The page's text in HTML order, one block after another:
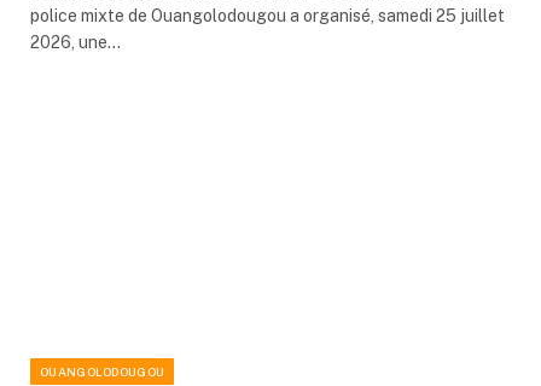
police mixte de Ouangolodougou a organisé, samedi 25 juillet
2026, une…
OUANGOLODOUGOU